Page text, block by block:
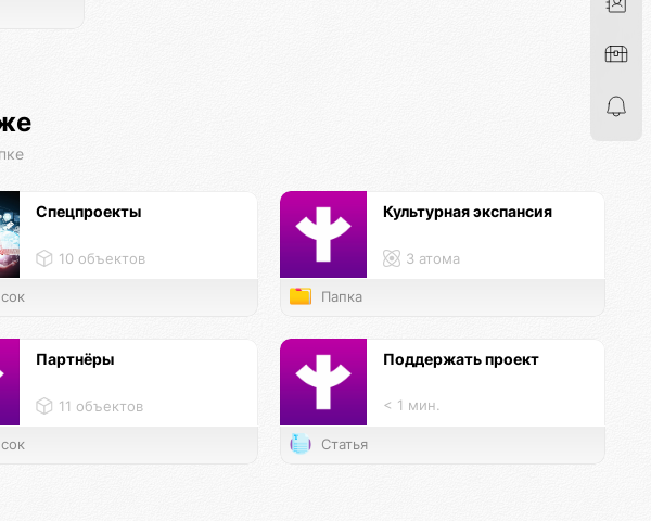
Спецпроекты
10 объектов
Культурная экспансия
3 атома
Папка
Партнёры
11 объектов
Поддержать проект
< 1 мин.
Статья